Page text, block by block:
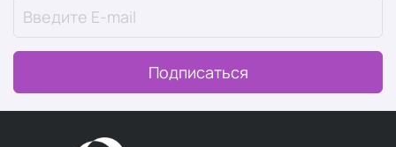
Подписаться